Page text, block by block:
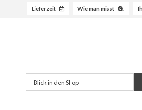
Lieferzeit Wie man misst